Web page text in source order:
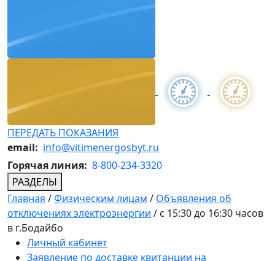
ПЕРЕДАТЬ ПОКАЗАНИЯ
email: info@vitimenergosbyt.ru
Горячая линия: 8-800-234-3320
РАЗДЕЛЫ
Главная /Физическим лицам / Объявления об
отключениях электроэнергии / с 15:30 до 16:30 часов
в г.Бодайбо
Личный кабинет
Заявление по доставке квитанции на